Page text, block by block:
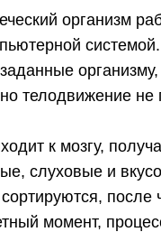
организм
телодвижение не
к мозгу,
слуховые и
после
момент,